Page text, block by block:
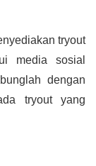
tryout
media sosial
dengan
tryout yang